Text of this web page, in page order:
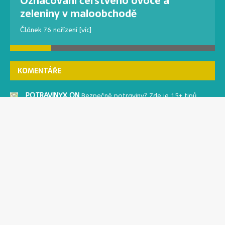
zeleniny v maloobchodě
Článek 76 nařízení [víc]
KOMENTÁŘE
POTRAVINYX ONBezpečné potraviny? Zde je 15+ tipů